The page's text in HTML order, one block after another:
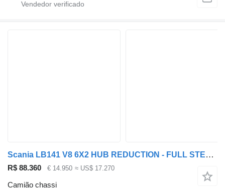
Scania LB141 V8 6X2 HUB REDUCTION - FULL STEEL SUSP. - MANUAL GEAR
R$ 88.360 € 14.950 ≈ US$ 17.270
Camião chassi